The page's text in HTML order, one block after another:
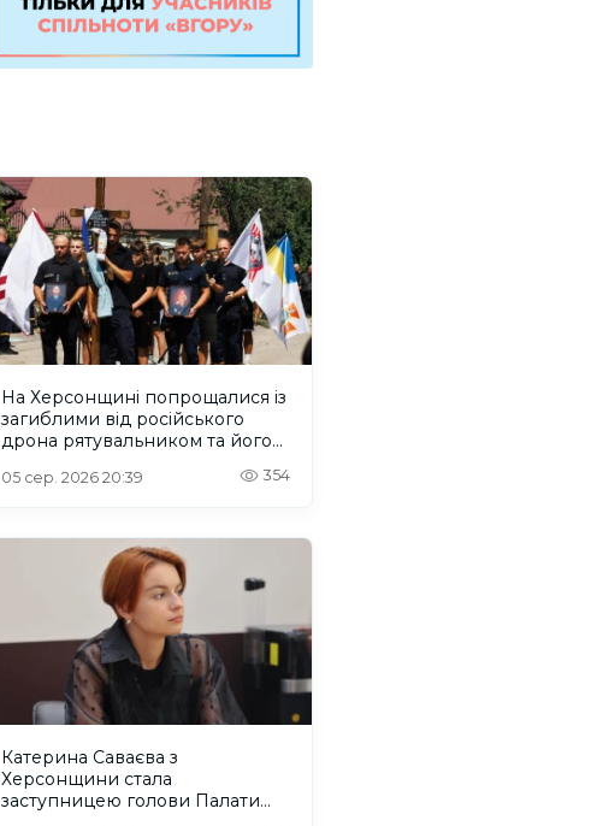
На Херсонщині попрощалися із
загиблими від російського
дрона рятувальником та його
05 сер. 2026 20:39 354
Катерина Саваєва з
Херсонщини стала
заступницею голови Палати